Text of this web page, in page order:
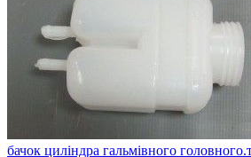
бачок циліндра гальмівного